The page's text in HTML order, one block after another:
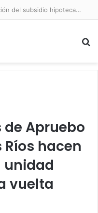
Diputado Sabat celebra ampliación del subsidio hipotecario con viviendas de hasta 6.000 UF
Apruebo
Ríos hacen
unidad
vuelta